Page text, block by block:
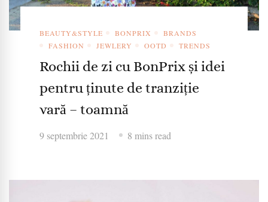
BEAUTY&STYLE BONPRIX
BRANDS
FASHION
JEWLERY OOTD TRENDS
Rochii de zi cu BonPrix și idei
pentru ținute de tranziție
vară – toamnă
9 septembrie 2021 8 mins read